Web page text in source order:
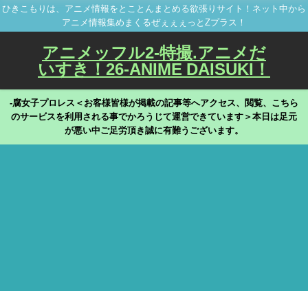
ひきこもりは、アニメ情報をとことんまとめる欲張りサイト！ネット中から
アニメ情報集めまくるぜぇぇぇっとZプラス！
アニメッフル2-特撮.アニメだ
いすき！26-ANIME DAISUKI！
-腐女子プロレス＜お客様皆様が掲載の記事等へアクセス、閲覧、こちら
のサービスを利用される事でかろうじて運営できています＞本日は足元
が悪い中ご足労頂き誠に有難うございます。